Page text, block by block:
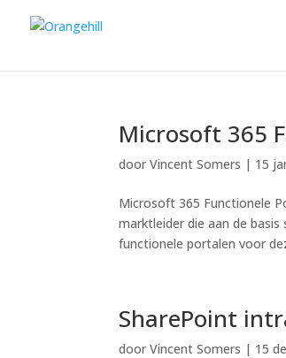
Microsoft 365
doorVincent Somers | 15
Microsoft 365 Functionele
marktleider die aan de
functionele portalen voor
SharePoint
doorVincent Somers | 15